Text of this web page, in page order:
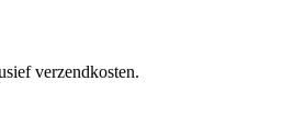
verzendkosten.